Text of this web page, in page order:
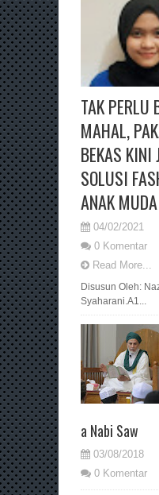
TAK PERLU
MAHAL,
BEKAS KINI
SOLUSI
ANAK MUDA
04/02/2021
0 Komentar
Read More...
Disusun Oleh:
Syaharani.A1...
a Nabi Saw
03/08/2018
0 Komentar